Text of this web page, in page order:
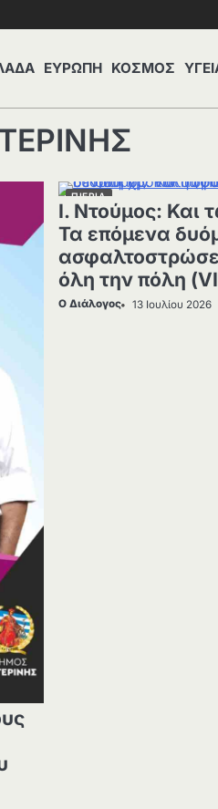
ΕΥΡΩΠΗ ΚΟΣΜΟΣ
ΠΙΕΡΙΑ
Ι. Ντούμος: Και
Τα επόμενα
όλη την πόλη
Ο Διάλογος 13 Ιουλίου 2026